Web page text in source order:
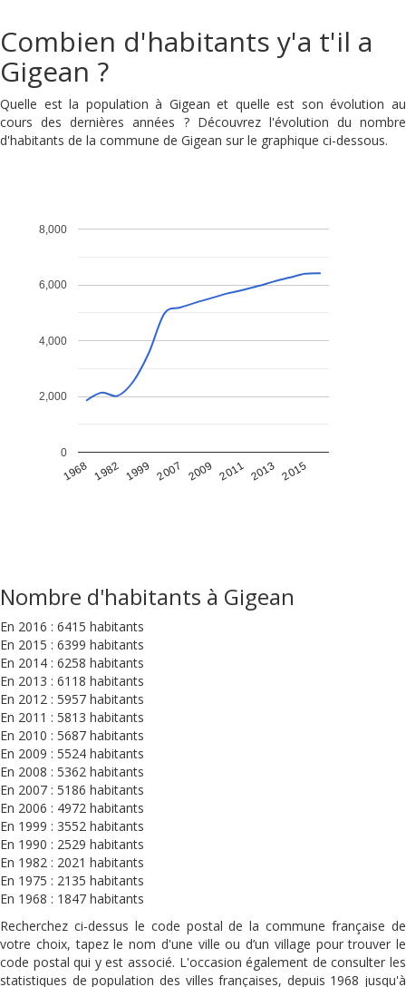
Combien d'habitants y'a t'il a
Gigean ?
Quelle est la population à Gigean et quelle est son évolution au
cours des dernières années ? Découvrez l'évolution du nombre
d'habitants de la commune de Gigean sur le graphique ci-dessous.
1968 1982 1999 2007 2009 2011 2013 2015
0
2,000
4,000
6,000
8,000
Nombre d'habitants à Gigean
En 2016 : 6415 habitants
En 2015 : 6399 habitants
En 2014 : 6258 habitants
En 2013 : 6118 habitants
En 2012 : 5957 habitants
En 2011 : 5813 habitants
En 2010 : 5687 habitants
En 2009 : 5524 habitants
En 2008 : 5362 habitants
En 2007 : 5186 habitants
En 2006 : 4972 habitants
En 1999 : 3552 habitants
En 1990 : 2529 habitants
En 1982 : 2021 habitants
En 1975 : 2135 habitants
En 1968 : 1847 habitants
Recherchez ci-dessus le code postal de la commune française de
votre choix, tapez le nom d'une ville ou d’un village pour trouver le
code postal qui y est associé. L'occasion également de consulter les
statistiques de population des villes françaises, depuis 1968 jusqu'à